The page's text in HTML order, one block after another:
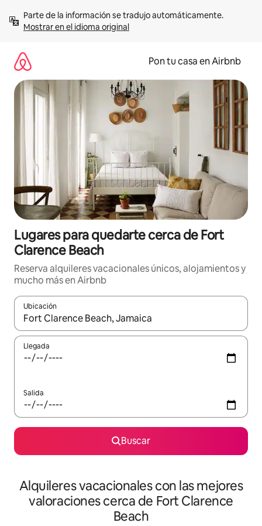
contenidoMostrar en el idioma original
Pon tu casa en Airbnb
Lugares para quedarte cerca de Fort
Clarence Beach
Reserva alquileres vacacionales únicos, alojamientos y
mucho más en Airbnb
Ubicación
Cuando los resultados estén disponibles, navega con las
Llegada
Salida
Buscar
Alquileres vacacionales con las mejores
valoraciones cerca de Fort Clarence
Beach